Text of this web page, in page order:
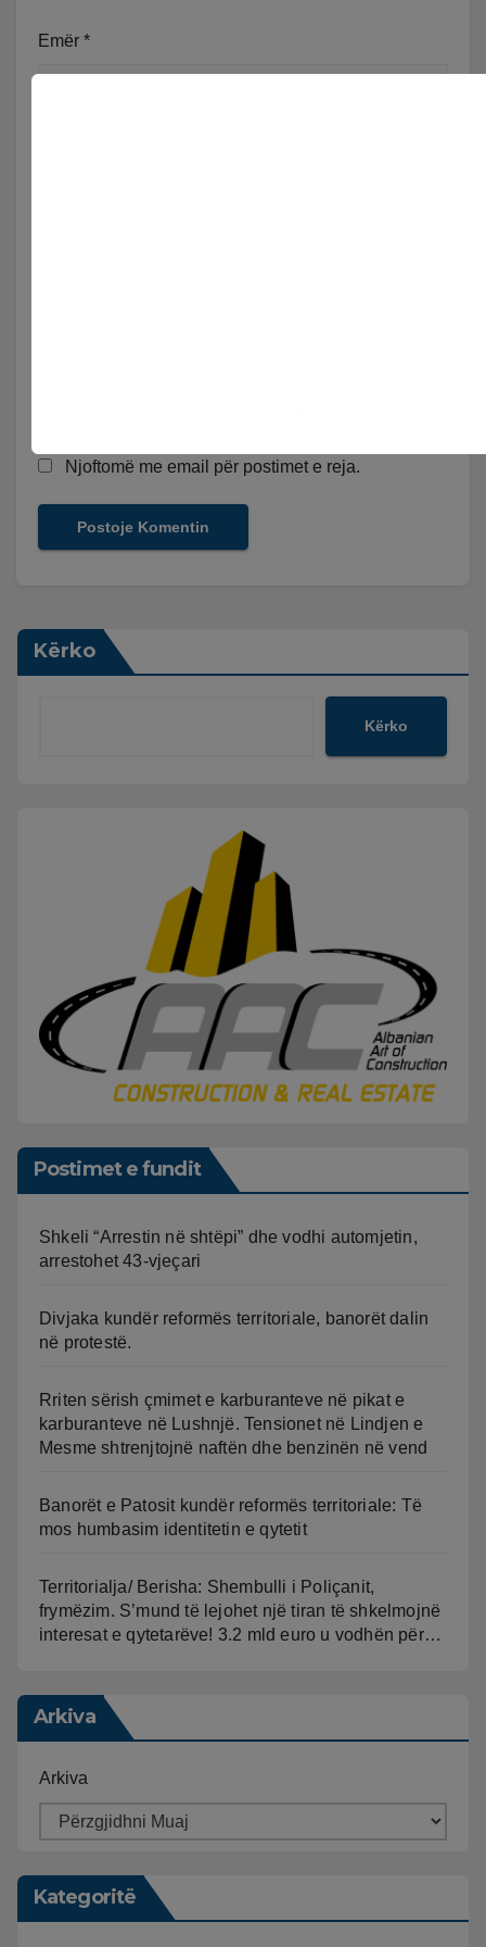
Emër *
Njoftomë me email për postimet e reja.
Kërko
Kërko
Postimet e fundit
Shkeli “Arrestin në shtëpi” dhe vodhi automjetin,
arrestohet 43-vjeçari
Divjaka kundër reformës territoriale, banorët dalin
në protestë.
Rriten sërish çmimet e karburanteve në pikat e
karburanteve në Lushnjë. Tensionet në Lindjen e
Mesme shtrenjtojnë naftën dhe benzinën në vend
Banorët e Patosit kundër reformës territoriale: Të
mos humbasim identitetin e qytetit
Territorialja/ Berisha: Shembulli i Poliçanit,
frymëzim. S’mund të lejohet një tiran të shkelmojnë
interesat e qytetarëve! 3.2 mld euro u vodhën për…
Arkiva
Arkiva
Kategoritë